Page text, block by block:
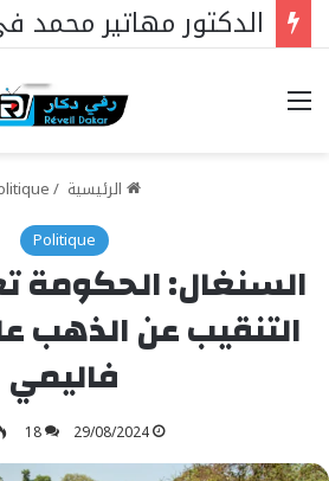
خيارات
الرئيسية /
Politique
السنغال: الحكومة
التنقيب عن الذهب
فاليمي
29/08/2024
18